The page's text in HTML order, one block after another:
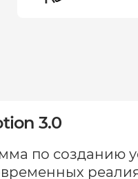
3.0
по созданию